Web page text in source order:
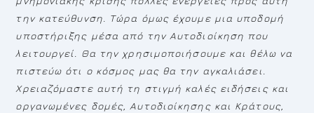
την κατεύθυνση.
Τώρα όμως έχουμε μια υποδομή
υποστήριξης μέσα από την Αυτοδιοίκηση που
λειτουργεί
Θα την χρησιμοποιήσουμε και θέλω να
πιστεύω ότι ο κόσμος μας θα την αγκαλιάσει.
Χρειαζόμαστε αυτή τη στιγμή καλές ειδήσεις και
οργανωμένες δομές, Αυτοδιοίκησης και Κράτους,